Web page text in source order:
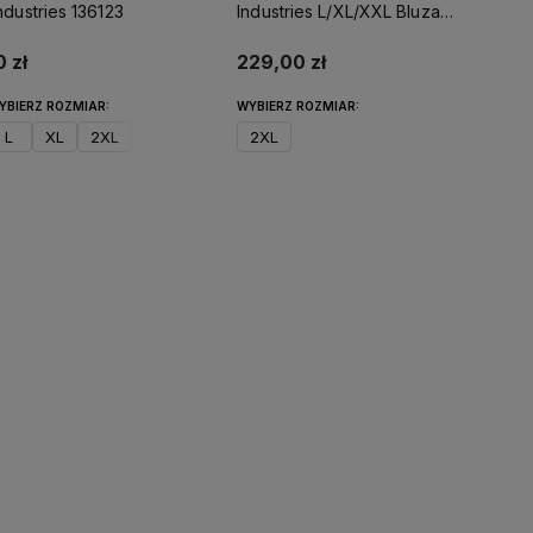
136123
zł
ROZMIAR:
L XL 2XL
Industries L/XL/XXL Bluza
229,00 zł
WYBIERZ ROZMIAR:
2XL